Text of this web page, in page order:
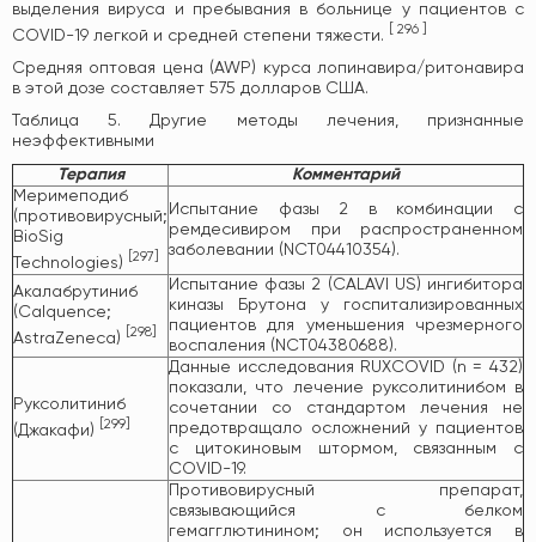
выделения вируса и пребывания в больнице у пациентов с
COVID-19 легкой и средней степени тяжести. [ 296 ]
Средняя оптовая цена (AWP) курса лопинавира/ритонавира
в этой дозе составляет 575 долларов США.
Таблица 5. Другие методы лечения, признанные
неэффективными
Терапия
Комментарий
Меримеподиб
(противовирусный;
BioSig
Technologies)
297
Испытание фазы 2 в комбинации с
ремдесивиром при распространенном
заболевании (NCT04410354).
Акалабрутиниб
(Calquence;
AstraZeneca)
298
Испытание фазы 2 (CALAVI US) ингибитора
киназы Брутона у госпитализированных
пациентов для уменьшения чрезмерного
воспаления (NCT04380688).
Руксолитиниб
(Джакафи)
299
Данные исследования RUXCOVID (n = 432)
показали, что лечение руксолитинибом в
сочетании со стандартом лечения не
предотвращало осложнений у пациентов
с цитокиновым штормом, связанным с
COVID-19.
Противовирусный препарат,
связывающийся с белком
гемагглютинином; он используется в